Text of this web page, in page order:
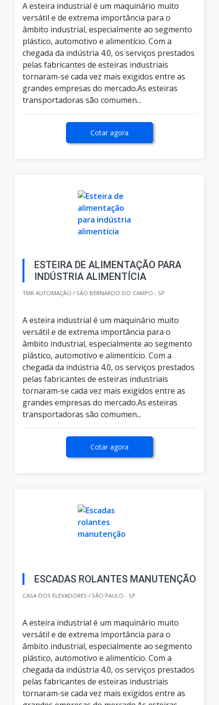
A esteira industrial é um maquinário muito
versátil e de extrema importância para o
âmbito industrial, especialmente ao segmento
plástico, automotivo e alimentício. Com a
chegada da indústria 4.0, os serviços prestados
pelas fabricantes de esteiras industriais
tornaram-se cada vez mais exigidos entre as
grandes empresas do mercado.As esteiras
transportadoras são comumen...
Cotar agora
ESTEIRA DE ALIMENTAÇÃO PARA
INDÚSTRIA ALIMENTÍCIA
TMR AUTOMAÇÃO / SÃO BERNARDO DO CAMPO - SP
A esteira industrial é um maquinário muito
versátil e de extrema importância para o
âmbito industrial, especialmente ao segmento
plástico, automotivo e alimentício. Com a
chegada da indústria 4.0, os serviços prestados
pelas fabricantes de esteiras industriais
tornaram-se cada vez mais exigidos entre as
grandes empresas do mercado.As esteiras
transportadoras são comumen...
Cotar agora
ESCADAS ROLANTES MANUTENÇÃO
CASA DOS ELEVADORES / SÃO PAULO - SP
A esteira industrial é um maquinário muito
versátil e de extrema importância para o
âmbito industrial, especialmente ao segmento
plástico, automotivo e alimentício. Com a
chegada da indústria 4.0, os serviços prestados
pelas fabricantes de esteiras industriais
tornaram-se cada vez mais exigidos entre as